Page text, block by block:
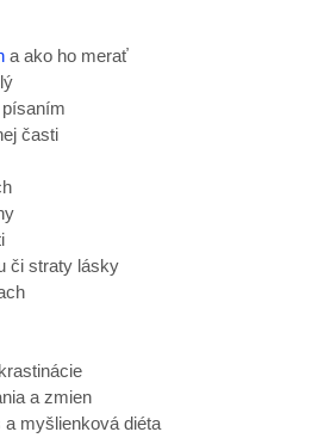
a ako ho merať
časti
či straty lásky
a zmien
myšlienková diéta